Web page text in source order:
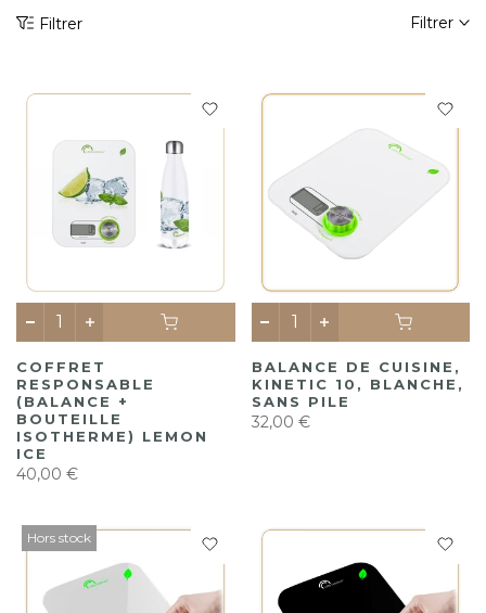
Filtrer Filtrer
COFFRET
RESPONSABLE
(BALANCE +
BOUTEILLE
ISOTHERME) LEMON
ICE
40,00 €
BALANCE DE CUISINE,
KINETIC 10, BLANCHE,
SANS PILE
32,00 €
Hors stock